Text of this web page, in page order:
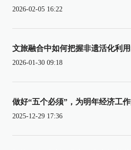
2026-02-05 16:22
文旅融合中如何把握非遗活化利
2026-01-30 09:18
做好“五个必须”，为明年经济工
2025-12-29 17:36